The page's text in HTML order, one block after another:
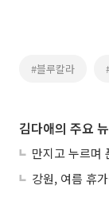
#블루칼라
김다애의 주요
만지고 누르
강원, 여름 휴